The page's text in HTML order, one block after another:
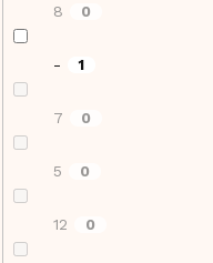
8 0
- 1
7 0
5 0
12 0